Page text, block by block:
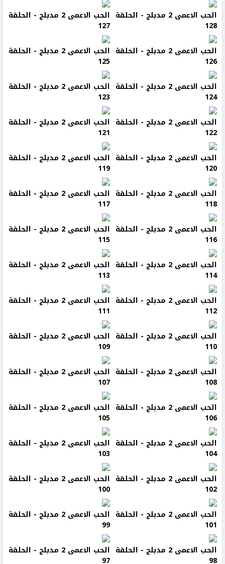
الحب الاعمى 2 مدبلج - الحلقة
128
الحب الاعمى 2 مدبلج - الحلقة
127
الحب الاعمى 2 مدبلج - الحلقة
126
الحب الاعمى 2 مدبلج - الحلقة
125
الحب الاعمى 2 مدبلج - الحلقة
124
الحب الاعمى 2 مدبلج - الحلقة
123
الحب الاعمى 2 مدبلج - الحلقة
122
الحب الاعمى 2 مدبلج - الحلقة
121
الحب الاعمى 2 مدبلج - الحلقة
120
الحب الاعمى 2 مدبلج - الحلقة
119
الحب الاعمى 2 مدبلج - الحلقة
118
الحب الاعمى 2 مدبلج - الحلقة
117
الحب الاعمى 2 مدبلج - الحلقة
116
الحب الاعمى 2 مدبلج - الحلقة
115
الحب الاعمى 2 مدبلج - الحلقة
114
الحب الاعمى 2 مدبلج - الحلقة
113
الحب الاعمى 2 مدبلج - الحلقة
112
الحب الاعمى 2 مدبلج - الحلقة
111
الحب الاعمى 2 مدبلج - الحلقة
110
الحب الاعمى 2 مدبلج - الحلقة
109
الحب الاعمى 2 مدبلج - الحلقة
108
الحب الاعمى 2 مدبلج - الحلقة
107
الحب الاعمى 2 مدبلج - الحلقة
106
الحب الاعمى 2 مدبلج - الحلقة
105
الحب الاعمى 2 مدبلج - الحلقة
104
الحب الاعمى 2 مدبلج - الحلقة
103
الحب الاعمى 2 مدبلج - الحلقة
102
الحب الاعمى 2 مدبلج - الحلقة
100
الحب الاعمى 2 مدبلج - الحلقة
101
الحب الاعمى 2 مدبلج - الحلقة
99
الحب الاعمى 2 مدبلج - الحلقة
98
الحب الاعمى 2 مدبلج - الحلقة
97